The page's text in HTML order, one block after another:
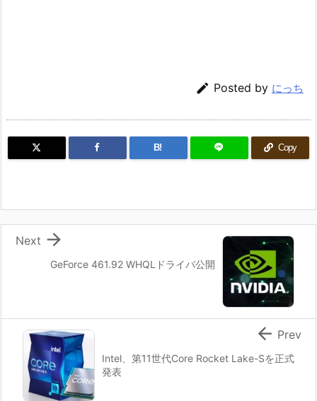
 Posted by にっち
B! Copy
GeForce 461.92 WHQLドライバ公開

Next
Intel、第11世代Core Rocket Lake-Sを正式
発表
 Prev